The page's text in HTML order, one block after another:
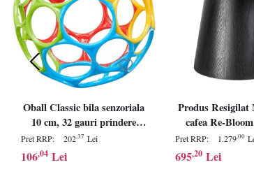
Oball Classic bila senzoriala
10 cm, 32 gauri prindere
usoara, plastic moale fara
BPA PVC latex, lavabila, 0
luni+, multicolor - Verificat
Pret RRP: 202,37 Lei
106,04 Lei
Produs Resigilat
cafea Re-
MDF/furnir frasin,
cm, picioare 45
Verificat A
Pret RRP: 1.279,00
695,20 Lei